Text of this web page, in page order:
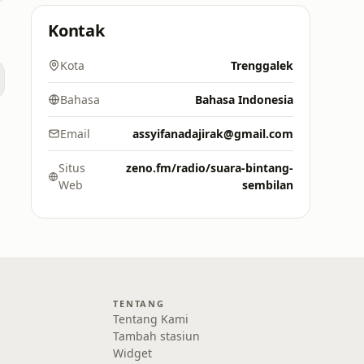
Kontak
Kota Trenggalek
Bahasa Bahasa Indonesia
Email assyifanadajirak@gmail.com
Situs
Web
zeno.fm/radio/suara-bintang-
sembilan
TENTANG
Tentang Kami
Tambah stasiun
Widget